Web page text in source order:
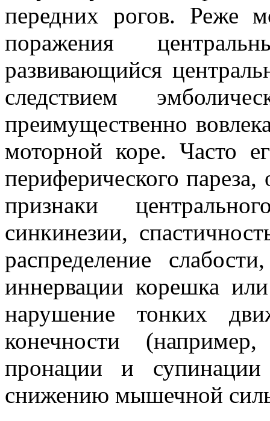
передних рогов. Реже
поражения
развивающийся
следствием
преимущественно
моторной коре. Часто
периферического
признаки
синкинезии,
распределение
иннервации корешка
нарушение тонких
конечности
пронации и супинации
снижению мышечной